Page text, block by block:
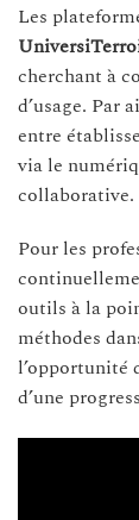
Les
cherchant à
d’usage. Par
entre
via le
collaborative.
Pour les
outils à la
méthodes
l’opportunité
d’une